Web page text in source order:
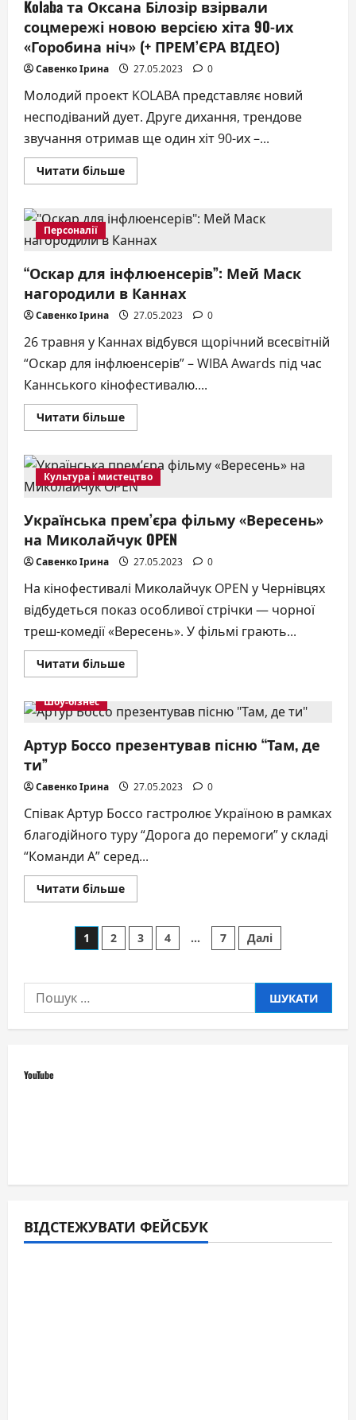
Kolaba та Оксана Білозір взірвали
соцмережі новою версією хіта 90-их
«Горобина ніч» (+ ПРЕМ’ЄРА ВІДЕО)
Савенко Ірина 27.05.2023 0
Молодий проект KOLABA представляє новий
несподіваний дует. Друге дихання, трендове
звучання отримав ще один хіт 90-их –...
Читати більшеДокладніше
про
Оксана
Білозір
взірвали
соцмережі
версією
хіта
90-
их
«Горобина
(+
ПРЕМ’ЄРА
ВІДЕО)
Персоналії
“Оскар для інфлюенсерів”: Мей Маск
нагородили в Каннах
Савенко Ірина 27.05.2023 0
26 травня у Каннах відбувся щорічний всесвітній
“Оскар для інфлюенсерів” – WIBA Awards під час
Каннського кінофестивалю....
Читати більшеДокладніше
про
інфлюенсерів”:
Мей
Маск
нагородили
Каннах
Культура і мистецтво
Українська прем’єра фільму «Вересень»
на Миколайчук OPEN
Савенко Ірина 27.05.2023 0
На кінофестивалі Миколайчук OPEN у Чернівцях
відбудеться показ особливої стрічки — чорної
треш-комедії «Вересень». У фільмі грають...
Читати більшеДокладніше
про
фільму
«Вересень»
Миколайчук
OPEN
Шоу-бізнес
Артур Боссо презентував пісню “Там, де
ти”
Савенко Ірина 27.05.2023 0
Співак Артур Боссо гастролює Україною в рамках
благодійного туру “Дорога до перемоги” у складі
“Команди А” серед...
Читати більшеДокладніше
про
презентував
пісню
“Там,
Пагінація
записів
1 2 3 4 … 7 Далі
Пошук:
YouTube
ВІДСТЕЖУВАТИ ФЕЙСБУК